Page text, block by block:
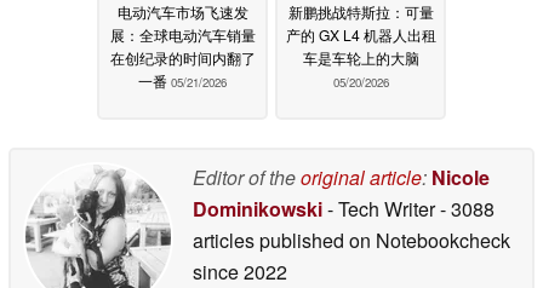
电动汽车市场飞速发
展：全球电动汽车销量
在创纪录的时间内翻了
一番 05/21/2026
新鹏挑战特斯拉：可量
产的 GX L4 机器人出租
车是车轮上的大脑
05/20/2026
Editor of theoriginal article: Nicole
Dominikowski- Tech Writer- 3088
articles published on Notebookcheck
since 2022